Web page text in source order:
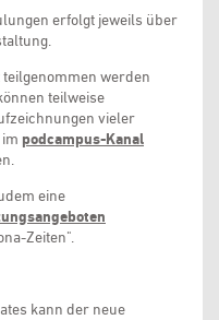
erfolgt jeweils über
werden
teilweise
vieler
podcampus-Kanal
eine
Zeiten".
kann der neue